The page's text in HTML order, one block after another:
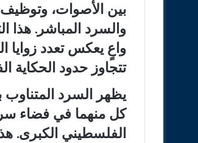
بين الأصوات، وتوظيف
والسرد المباشر. هذا
واعٍ يعكس تعدد زوايا
تتجاوز حدود الحكاية
يظهر السرد
كل منهما في فضاء
الفلسطيني الكبرى.